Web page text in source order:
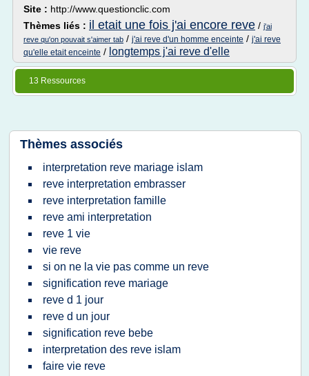
Site : http://www.questionclic.com
Thèmes liés : il etait une fois j'ai encore reve / j'ai
reve qu'on pouvait s'aimer tab / j'ai reve d'un homme enceinte / j'ai reve
qu'elle etait enceinte / longtemps j'ai reve d'elle
13 Ressources
Thèmes associés
interpretation reve mariage islam
reve interpretation embrasser
reve interpretation famille
reve ami interpretation
reve 1 vie
vie reve
si on ne la vie pas comme un reve
signification reve mariage
reve d 1 jour
reve d un jour
signification reve bebe
interpretation des reve islam
faire vie reve